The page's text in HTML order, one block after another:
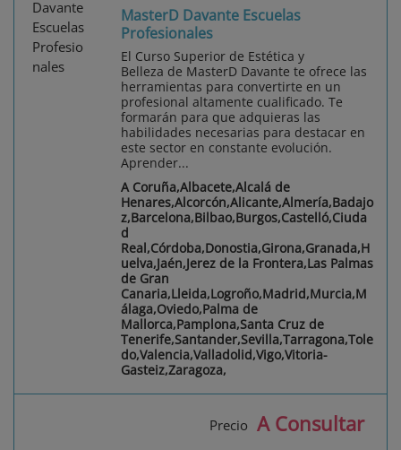
MasterD Davante Escuelas
Profesionales
El Curso Superior de Estética y
Belleza de MasterD Davante te ofrece las
herramientas para convertirte en un
profesional altamente cualificado. Te
formarán para que adquieras las
habilidades necesarias para destacar en
este sector en constante evolución.
Aprender...
A Coruña,Albacete,Alcalá de
Henares,Alcorcón,Alicante,Almería,Badajo
z,Barcelona,Bilbao,Burgos,Castelló,Ciuda
d
Real,Córdoba,Donostia,Girona,Granada,H
uelva,Jaén,Jerez de la Frontera,Las Palmas
de Gran
Canaria,Lleida,Logroño,Madrid,Murcia,M
álaga,Oviedo,Palma de
Mallorca,Pamplona,Santa Cruz de
Tenerife,Santander,Sevilla,Tarragona,Tole
do,Valencia,Valladolid,Vigo,Vitoria-
Gasteiz,Zaragoza,
Precio A Consultar